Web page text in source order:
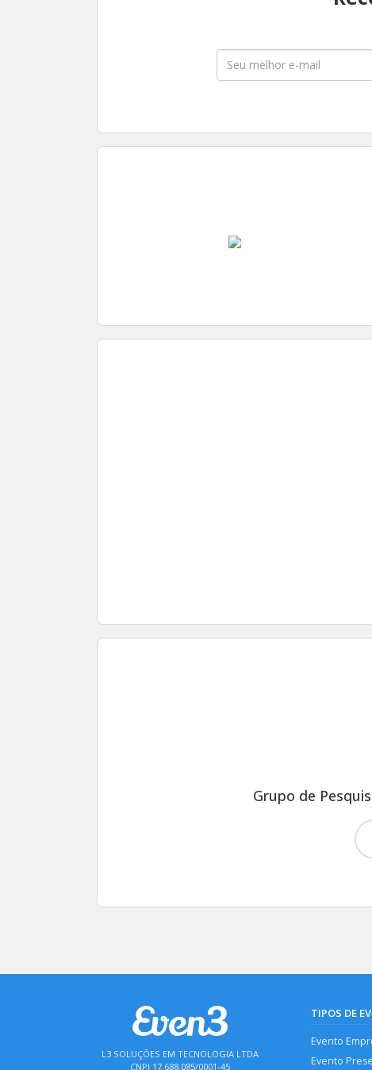
Grupo de
L3 SOLUÇÕES EM TECNOLOGIA LTDA
CNPJ 17.688.085/0001-45
TIPOS DE
Evento
Evento